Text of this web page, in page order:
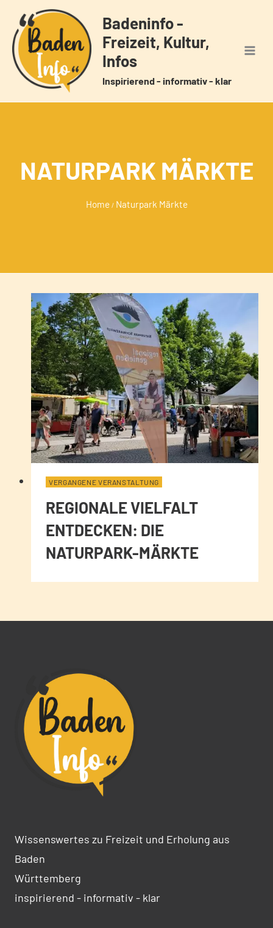
Inhalt
springen
Badeninfo -
Freizeit, Kultur,
Infos
Inspirierend - informativ - klar
NATURPARK MÄRKTE
Home / Naturpark Märkte
VERGANGENE VERANSTALTUNG
REGIONALE VIELFALT
ENTDECKEN: DIE
NATURPARK-MÄRKTE
Wissenswertes zu Freizeit und Erholung aus
Baden
Württemberg
inspirierend - informativ - klar